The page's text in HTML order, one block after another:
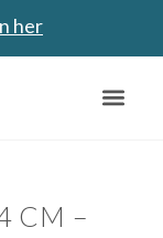
her
CM –